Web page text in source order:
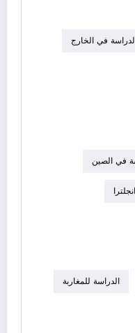
في الخارج
في الصين
الدراسة للمغاربة